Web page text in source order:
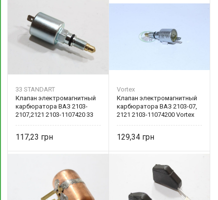
33 STANDART
Клапан электромагнитный
карбюратора ВАЗ 2103-
2107,2121 2103-1107420 33
117,23
Vortex
Клапан электромагнитный
карбюратора ВАЗ 2103-07,
2121 2103-11074200 Vortex
129,34